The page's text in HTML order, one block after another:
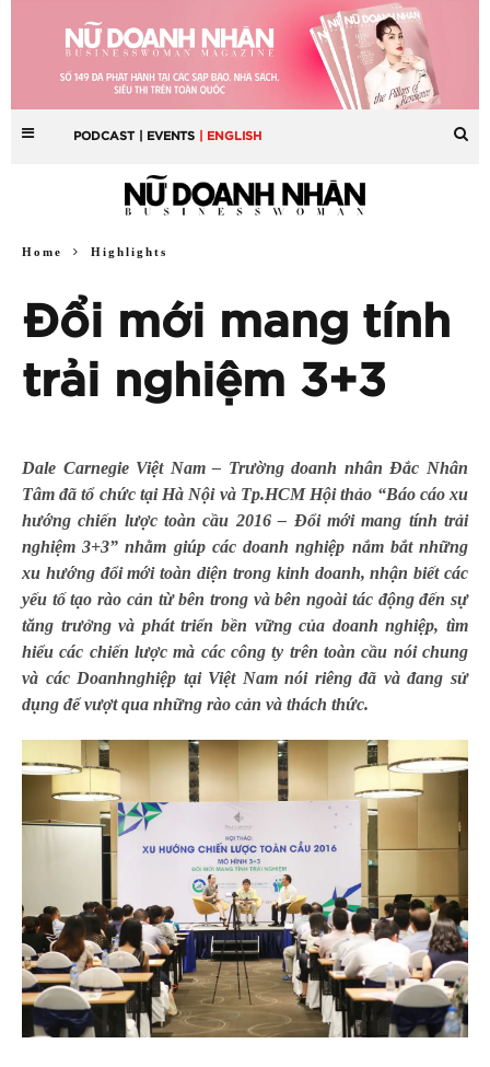
PODCAST | EVENTS | ENGLISH
Home Highlights
Đổi mới mang tính
trải nghiệm 3+3
Dale Carnegie Việt Nam – Trường doanh nhân Đắc Nhân
Tâm đã tổ chức tại Hà Nội và Tp.HCM Hội thảo “Báo cáo xu
hướng chiến lược toàn cầu 2016 – Đổi mới mang tính trải
nghiệm 3+3” nhằm giúp các doanh nghiệp nắm bắt những
xu hướng đổi mới toàn diện trong kinh doanh, nhận biết các
yếu tố tạo rào cản từ bên trong và bên ngoài tác động đến sự
tăng trưởng và phát triển bền vững của doanh nghiệp, tìm
hiểu các chiến lược mà các công ty trên toàn cầu nói chung
và các Doanhnghiệp tại Việt Nam nói riêng đã và đang sử
dụng để vượt qua những rào cản và thách thức.